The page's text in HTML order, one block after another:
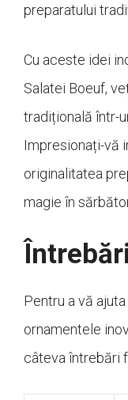
preparatului
Cu aceste idei
Salatei Boeuf,
tradițională într-
Impresionați-vă
originalitatea
magie în
Pentru a vă
ornamentele
câteva întrebări